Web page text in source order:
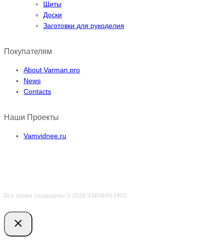
Щиты
Доски
Заготовки для рукоделия
Покупателям
About Varman.pro
News
Contacts
Наши Проекты
Vamvidnee.ru
Все права защищены © 2026 VӑRMAN.PRO